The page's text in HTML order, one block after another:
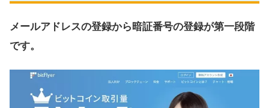
メールアドレスの登録から暗証番号の登録が第一段階
です。